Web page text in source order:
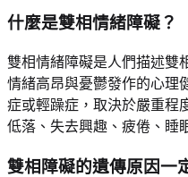
什麼是雙相情緒障礙？
雙相情緒障礙是人們描述雙
情緒高昂與憂鬱發作的心理
症或輕躁症，取決於嚴重程
低落、失去興趣、疲倦、睡
雙相障礙的遺傳原因一